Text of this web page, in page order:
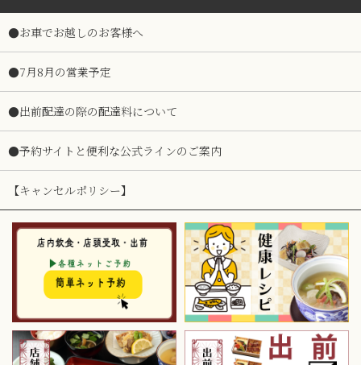
●お車でお越しのお客様へ
●7月8月の営業予定
●出前配達の際の配達料について
●予約サイトと便利な公式ラインのご案内
【キャンセルポリシー】